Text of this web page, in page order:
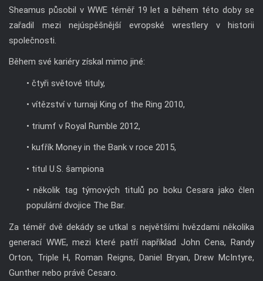
Sheamus působil v WWE téměř 19 let a během této doby se
zařadil mezi nejúspěšnější evropské wrestlery v historii
společnosti.
Během své kariéry získal mimo jiné:
• čtyři světové tituly,
• vítězství v turnaji King of the Ring 2010,
• triumf v Royal Rumble 2012,
• kufřík Money in the Bank v roce 2015,
• titul U.S. šampiona
• několik tag týmových titulů po boku Cesara jako člen
populární dvojice The Bar.
Za téměř dvě dekády se utkal s největšími hvězdami několika
generací WWE, mezi které patří například John Cena, Randy
Orton, Triple H, Roman Reigns, Daniel Bryan, Drew McIntyre,
Gunther nebo právě Cesaro.